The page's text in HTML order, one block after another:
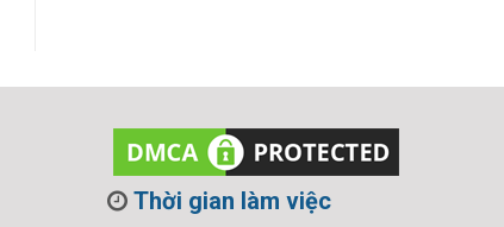
Thời gian làm việc